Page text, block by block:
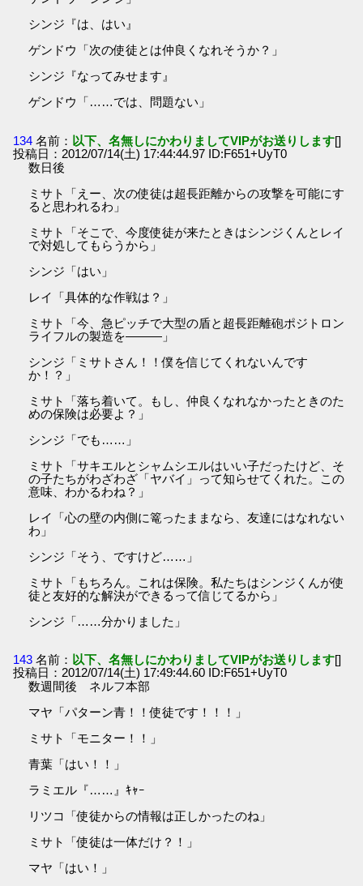
シンジ『は、はい』
ゲンドウ「次の使徒とは仲良くなれそうか？」
シンジ『なってみせます』
ゲンドウ「……では、問題ない」
134 名前： 以下、名無しにかわりましてVIPがお送りします[]
投稿日：2012/07/14(土) 17:44:44.97 ID:F651+UyT0
数日後
ミサト「えー、次の使徒は超長距離からの攻撃を可能にす
ると思われるわ」
ミサト「そこで、今度使徒が来たときはシンジくんとレイ
で対処してもらうから」
シンジ「はい」
レイ「具体的な作戦は？」
ミサト「今、急ピッチで大型の盾と超長距離砲ポジトロン
ライフルの製造を―――」
シンジ「ミサトさん！！僕を信じてくれないんです
か！？」
ミサト「落ち着いて。もし、仲良くなれなかったときのた
めの保険は必要よ？」
シンジ「でも……」
ミサト「サキエルとシャムシエルはいい子だったけど、そ
の子たちがわざわざ「ヤバイ」って知らせてくれた。この
意味、わかるわね？」
レイ「心の壁の内側に篭ったままなら、友達にはなれない
わ」
シンジ「そう、ですけど……」
ミサト「もちろん。これは保険。私たちはシンジくんが使
徒と友好的な解決ができるって信じてるから」
シンジ「……分かりました」
143 名前： 以下、名無しにかわりましてVIPがお送りします[]
投稿日：2012/07/14(土) 17:49:44.60 ID:F651+UyT0
数週間後 ネルフ本部
マヤ「パターン青！！使徒です！！！」
ミサト「モニター！！」
青葉「はい！！」
ラミエル『……』ｷｬｰ
リツコ「使徒からの情報は正しかったのね」
ミサト「使徒は一体だけ？！」
マヤ「はい！」